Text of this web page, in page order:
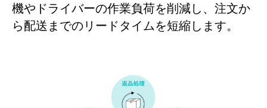
機やドライバーの作業負荷を削減し、注文か
ら配送までのリードタイムを短縮します。